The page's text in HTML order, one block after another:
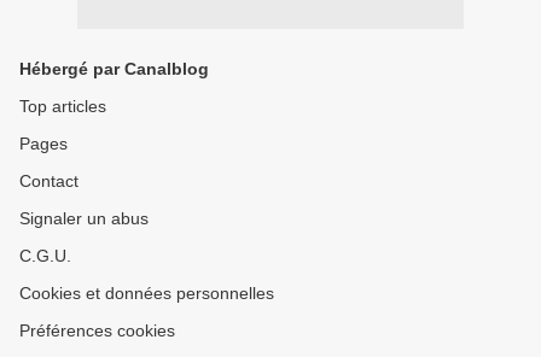
Hébergé par Canalblog
Top articles
Pages
Contact
Signaler un abus
C.G.U.
Cookies et données personnelles
Préférences cookies